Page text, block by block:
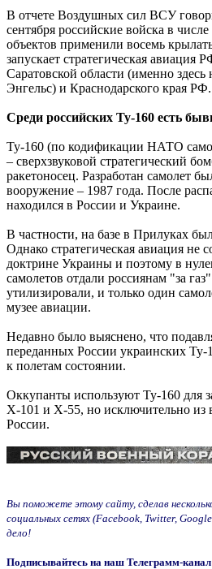
В отчете Воздушных сил ВСУ
сентября российские войска в
объектов применили восемь
запускает стратегическая авиация
Саратовской области (именно здесь
Энгельс) и Краснодарского края РФ.
Среди российских Ту-160 есть
Ту-160 (по кодификации НАТО
– сверхзвуковой стратегический
ракетоносец. Разработан самолет
вооружение – 1987 года. После
находился в России и Украине.
В частности, на базе в Прилуках
Однако стратегическая авиация не
доктрине Украины и поэтому в
самолетов отдали россиянам "за
утилизировали, и только один
музее авиации.
Недавно было выяснено, что
переданных России украинских Ту-
к полетам состоянии.
Оккупанты используют Ту-160 для
Х-101 и Х-55, но исключительно из
России.
Вы поможете этому сайту, сделав
социальных сетях (Facebook, Twitter,
дело!
Подписывайтесь на наш Телеграмм-канал